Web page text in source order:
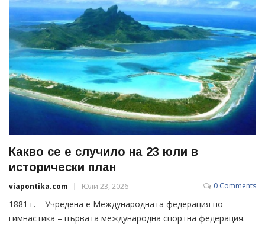
Какво се е случило на 23 юли в
исторически план
viapontika.com Юли 23, 2026 0 Comments
1881 г. – Учредена е Международната федерация по
гимнастика – първата международна спортна федерация.